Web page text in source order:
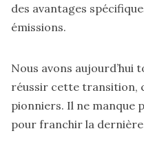
des avantages
émissions.
Nous avons aujourd’hui
réussir cette transition,
pionniers. Il ne manque
pour franchir la